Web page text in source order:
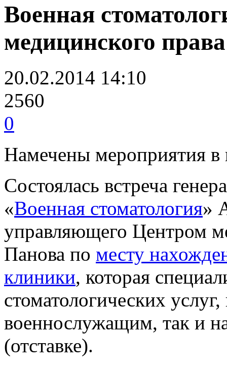
Военная
медицинского
20.02.2014 14:10
2560
0
Намечены мероприятия в
Состоялась встреча
«Военная стоматология»
управляющего Центром
Панова по месту
клиники, которая
стоматологических
военнослужащим, так и
(отставке).